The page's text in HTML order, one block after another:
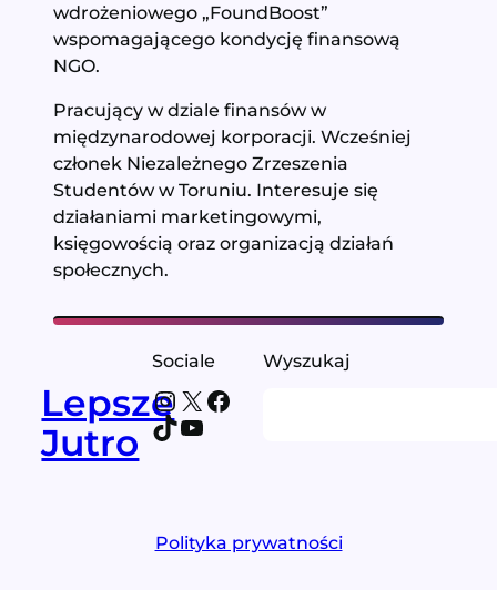
wdrożeniowego „FoundBoost”
wspomagającego kondycję finansową
NGO.
Pracujący w dziale finansów w
międzynarodowej korporacji. Wcześniej
członek Niezależnego Zrzeszenia
Studentów w Toruniu. Interesuje się
działaniami marketingowymi,
księgowością oraz organizacją działań
społecznych.
Lepsze
Jutro
Sociale
Instagram
X Facebook
TikTok
YouTube
Wyszukaj
Polityka prywatności